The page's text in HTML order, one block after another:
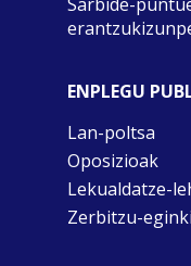
ENPLEGU
Lan-poltsa
Oposizioak
Lekualdatze-
Zerbitzu-